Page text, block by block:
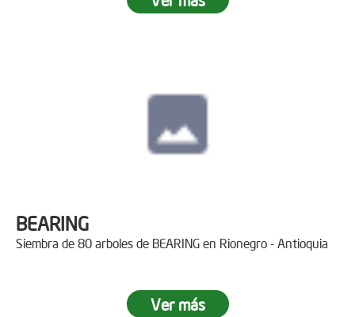
BEARING
Siembra de 80 arboles de BEARING en Rionegro - Antioquia
Ver más